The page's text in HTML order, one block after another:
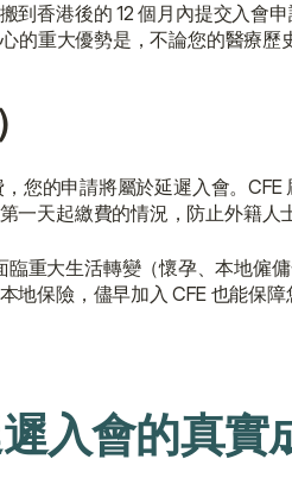
到香港後的 12 個月內提交入會
的重大優勢是，不論您的醫療
您的申請將屬於延遲入會。CFE
天起繳費的情況，防止外籍人
重大生活轉變（懷孕、本地僱
保險，儘早加入 CFE 也能保
入會的真實